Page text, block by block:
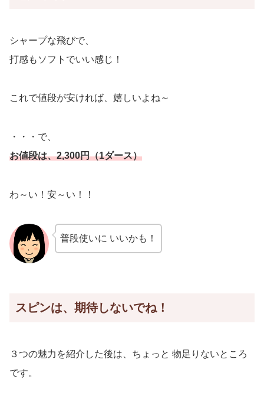
シャープな飛びで、
打感もソフトでいい感じ！
これで値段が安ければ、嬉しいよね～
・・・で、
お値段は、2,300円（1ダース）
わ～い！安～い！！
普段使いに いいかも！
スピンは、期待しないでね！
３つの魅力を紹介した後は、ちょっと 物足りないところ
です。